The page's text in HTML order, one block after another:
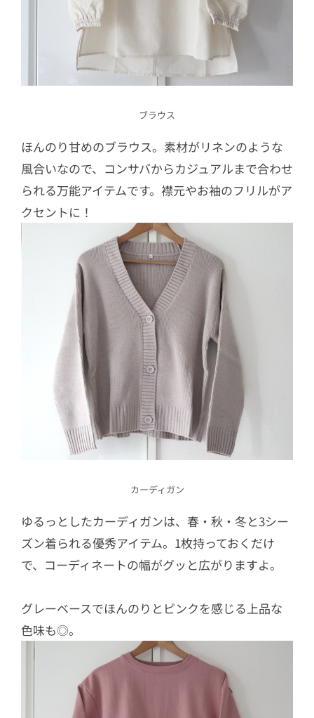
ブラウス
ほんのり甘めのブラウス。素材がリネンのような
風合いなので、コンサバからカジュアルまで合わせ
られる万能アイテムです。襟元やお袖のフリルがア
クセントに！
カーディガン
ゆるっとしたカーディガンは、春・秋・冬と3シー
ズン着られる優秀アイテム。1枚持っておくだけ
で、 コーディネートの幅がグッと広がりますよ。
グレーベースでほんのりとピンクを感じる上品な
色味も◎。